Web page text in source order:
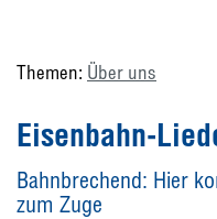
Themen: Über uns
Eisenbahn-
Bahnbrechend: Hier
zum Zuge